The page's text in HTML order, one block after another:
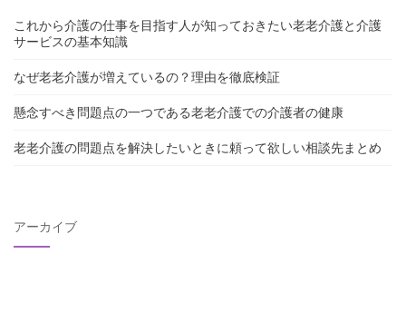
これから介護の仕事を目指す人が知っておきたい老老介護と介護
サービスの基本知識
なぜ老老介護が増えているの？理由を徹底検証
懸念すべき問題点の一つである老老介護での介護者の健康
老老介護の問題点を解決したいときに頼って欲しい相談先まとめ
アーカイブ